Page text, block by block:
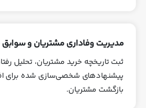
مدیریت وفاداری مشتریان و سوابق
ثبت تاریخچه خرید مشتریان، تحلیل
پیشنهادهای شخصی‌سازی‌ شده برای
بازگشت مشتریان.